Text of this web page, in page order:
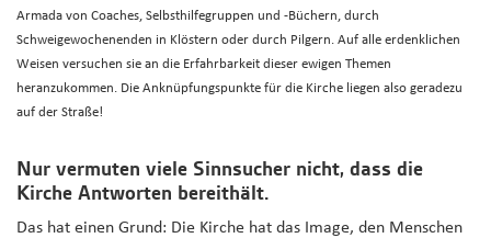
Armada von Coaches, Selbsthilfegruppen und -Büchern, durch
Schweigewochenenden in Klöstern oder durch Pilgern. Auf alle erdenklichen
Weisen versuchen sie an die Erfahrbarkeit dieser ewigen Themen
heranzukommen. Die Anknüpfungspunkte für die Kirche liegen also geradezu
auf der Straße!
Nur vermuten viele Sinnsucher nicht, dass die
Kirche Antworten bereithält.
Das hat einen Grund: Die Kirche hat das Image, den Menschen